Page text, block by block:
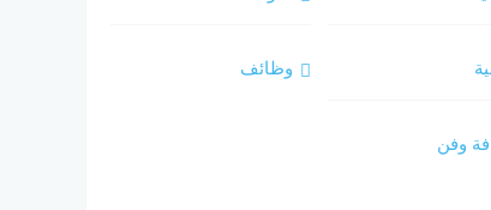
وفن
وظائف